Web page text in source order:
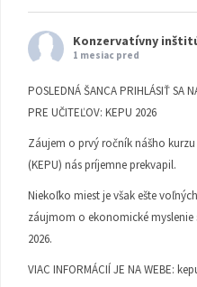
Konzervatívny
1 mesiac pred
POSLEDNÁ ŠANCA PRIHLÁSIŤ SA
PRE UČITEĽOV: KEPU 2026
Záujem o prvý ročník nášho
(KEPU) nás príjemne prekvapil.
Niekoľko miest je však ešte
záujmom o ekonomické myslenie
2026.
VIAC INFORMÁCIÍ JE NA WEBE: